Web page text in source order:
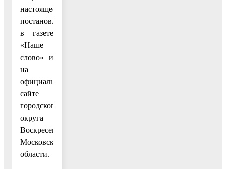
настоящее
постановление
в газете
«Наше
слово» и
на
официальном
сайте
городского
округа
Воскресенск
Московской
области.